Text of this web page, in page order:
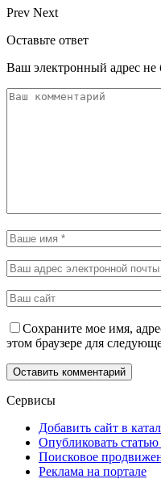
Prev Next
Оставьте ответ
Ваш электронный адрес не
Сохраните мое имя,
этом браузере для
Сервисы
Добавить сайт в
Опубликовать статью
Поисковое
Реклама на портале